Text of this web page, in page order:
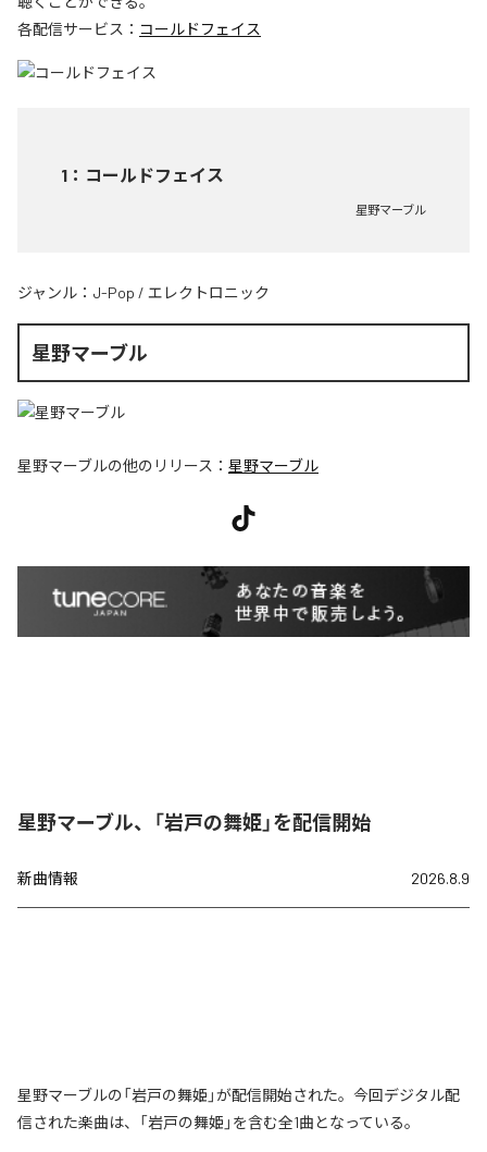
各配信サービス： コールドフェイス
1 ： コールドフェイス
星野マーブル
ジャンル： J-Pop / エレクトロニック
星野マーブル
星野マーブルの他のリリース： 星野マーブル
星野マーブル、「岩戸の舞姫」を配信開始
新曲情報 2026.8.9
星野マーブルの「岩戸の舞姫」が配信開始された。今回デジタル配
信された楽曲は、「岩戸の舞姫」を含む全1曲となっている。